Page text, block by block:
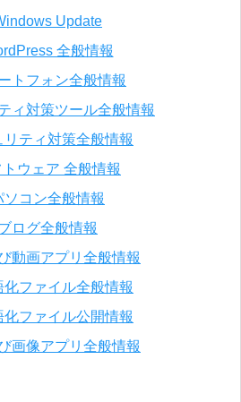
Update
全般情報
トフォン全般情報
ィ対策ツール全般情報
リティ対策全般情報
トウェア 全般情報
ソコン全般情報
ログ全般情報
動画アプリ全般情報
化ファイル全般情報
化ファイル公開情報
画像アプリ全般情報